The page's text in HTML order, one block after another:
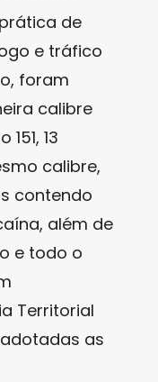
de
e tráfico
foram
calibre
13
calibre,
contendo
além de
e todo o
Territorial
as